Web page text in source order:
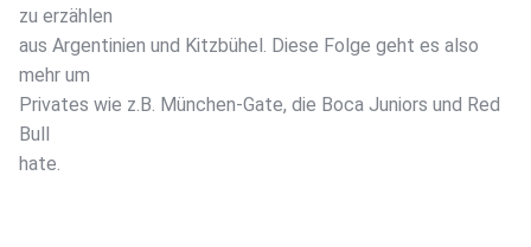
zu erzählen
aus Argentinien und Kitzbühel. Diese Folge geht es also
mehr um
Privates wie z.B. München-Gate, die Boca Juniors und Red
Bull
hate.